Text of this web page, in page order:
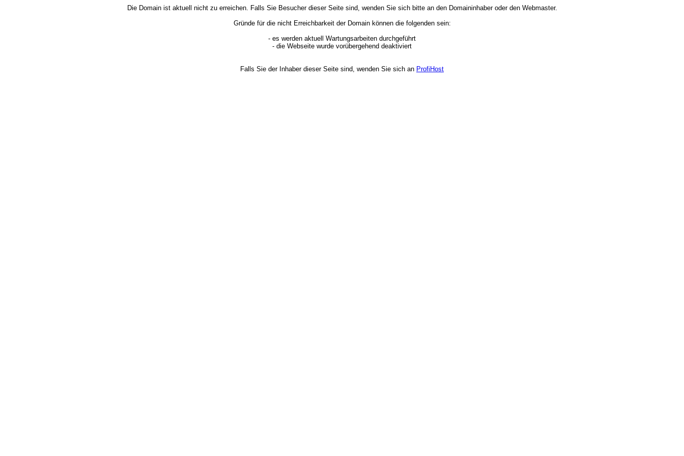
Die Domain ist aktuell nicht zu erreichen. Falls Sie Besucher dieser Seite sind, wenden Sie sich bitte an den Domaininhaber oder den Webmaster.
Gründe für die nicht Erreichbarkeit der Domain können die folgenden sein:
- es werden aktuell Wartungsarbeiten durchgeführt
- die Webseite wurde vorübergehend deaktiviert
Falls Sie der Inhaber dieser Seite sind, wenden Sie sich an ProfiHost